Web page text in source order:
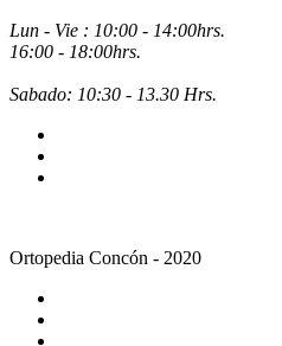
Lun - Vie : 10:00 - 14:00hrs.
16:00 - 18:00hrs.
Sabado: 10:30 - 13.30 Hrs.
Ortopedia Concón - 2020